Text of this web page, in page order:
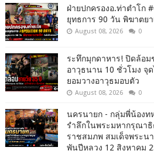
ฝ่ายปกครองอ.ท่าตำโก
ยุทธการ 90 วัน พิฆาตย
August 08, 2026 0
ระทึกมุกดาหาร! ปิดล้อม
อาวุธนาน 10 ชั่วโมง จุ
ยอมวางอาวุธมอบตัว
August 08, 2026 0
นครนายก - กลุ่มพี่น้องท
รำลึกในพระมหากรุณา
ราชสมภพ สมเด็จพระน
พันปีหลวง 12 สิงหาคม